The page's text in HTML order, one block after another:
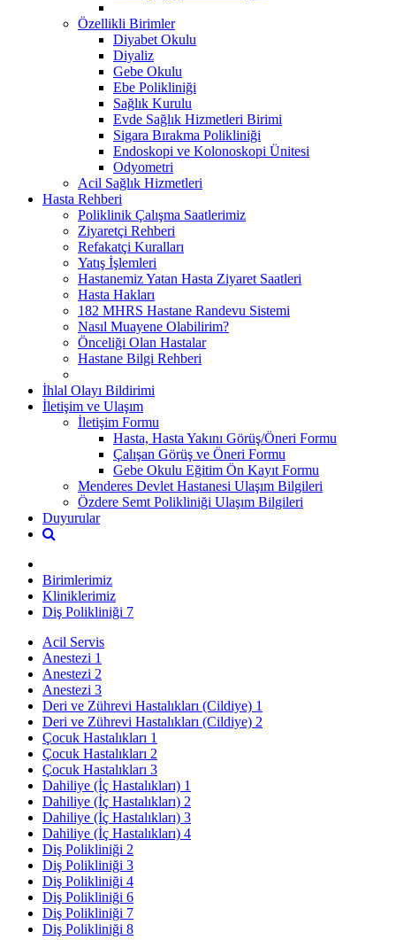
Özellikli Birimler
Diyabet Okulu
Diyaliz
Gebe Okulu
Ebe Polikliniği
Sağlık Kurulu
Evde Sağlık Hizmetleri Birimi
Sigara Bırakma Polikliniği
Endoskopi ve Kolonoskopi Ünitesi
Odyometri
Acil Sağlık Hizmetleri
Hasta Rehberi
Poliklinik Çalışma Saatlerimiz
Ziyaretçi Rehberi
Refakatçi Kuralları
Yatış İşlemleri
Hastanemiz Yatan Hasta Ziyaret Saatleri
Hasta Hakları
182 MHRS Hastane Randevu Sistemi
Nasıl Muayene Olabilirim?
Önceliği Olan Hastalar
Hastane Bilgi Rehberi
İhlal Olayı Bildirimi
İletişim ve Ulaşım
İletişim Formu
Hasta, Hasta Yakını Görüş/Öneri Formu
Çalışan Görüş ve Öneri Formu
Gebe Okulu Eğitim Ön Kayıt Formu
Menderes Devlet Hastanesi Ulaşım Bilgileri
Özdere Semt Polikliniği Ulaşım Bilgileri
Duyurular
Birimlerimiz
Kliniklerimiz
Diş Polikliniği 7
Acil Servis
Anestezi 1
Anestezi 2
Anestezi 3
Deri ve Zührevi Hastalıkları (Cildiye) 1
Deri ve Zührevi Hastalıkları (Cildiye) 2
Çocuk Hastalıkları 1
Çocuk Hastalıkları 2
Çocuk Hastalıkları 3
Dahiliye (İç Hastalıkları) 1
Dahiliye (İç Hastalıkları) 2
Dahiliye (İç Hastalıkları) 3
Dahiliye (İç Hastalıkları) 4
Diş Polikliniği 2
Diş Polikliniği 3
Diş Polikliniği 4
Diş Polikliniği 6
Diş Polikliniği 7
Diş Polikliniği 8